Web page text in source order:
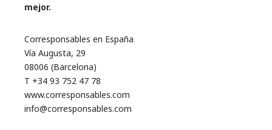
mejor.
Corresponsables en España
Vía Augusta, 29
08006 (Barcelona)
T +34 93 752 47 78
www.corresponsables.com
info@corresponsables.com